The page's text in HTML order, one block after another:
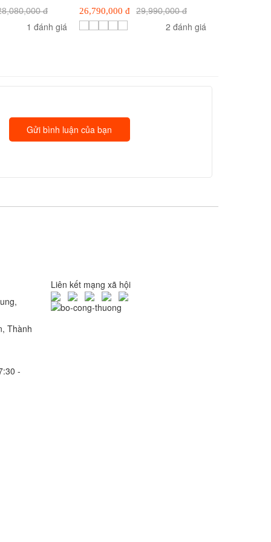
đ
1 đánh giá
26,790,000 đ 29,990,000 đ
2 đánh giá
Gửi bình luận của bạn
Thành
-
Liên kết mạng xã hội